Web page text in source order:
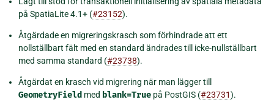
på SpatiaLite 4.1+ (#23152).
Åtgärdade en migreringskrasch som förhindrade att ett
nollställbart fält med en standard ändrades till icke-nullställbart
med samma standard (#23738).
Åtgärdat en krasch vid migrering när man lägger till
GeometryField med blank=True på PostGIS (#23731).